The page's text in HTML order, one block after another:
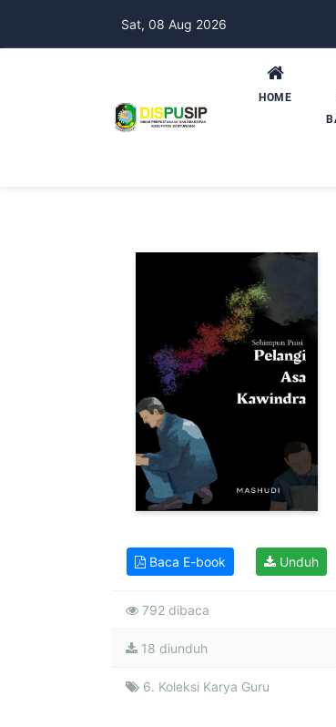
Sat, 08 Aug 2026
HOME
Baca E-book Unduh
792 dibaca
18 diunduh
6. Koleksi Karya Guru